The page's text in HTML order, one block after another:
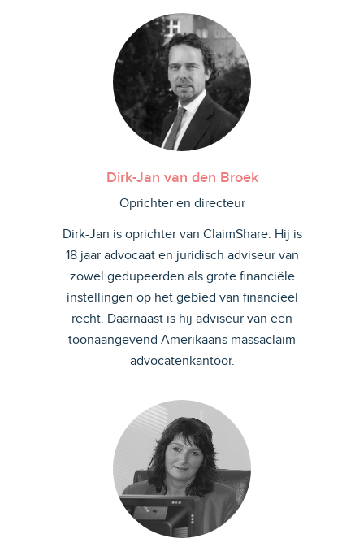
Dirk-Jan van den Broek
Oprichter en directeur
Dirk-Jan is oprichter van ClaimShare. Hij is
18 jaar advocaat en juridisch adviseur van
zowel gedupeerden als grote financiële
instellingen op het gebied van financieel
recht. Daarnaast is hij adviseur van een
toonaangevend Amerikaans massaclaim
advocatenkantoor.